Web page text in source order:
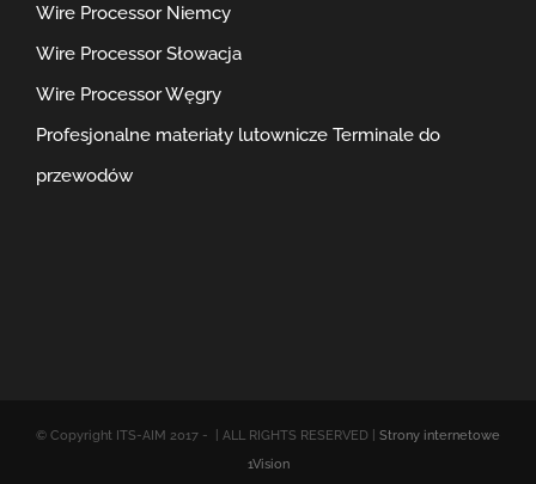
Wire Processor Niemcy
Wire Processor Słowacja
Wire Processor Węgry
Profesjonalne materiały lutownicze Terminale do
przewodów
© Copyright ITS-AIM 2017 - | ALL RIGHTS RESERVED | Strony internetowe
1Vision